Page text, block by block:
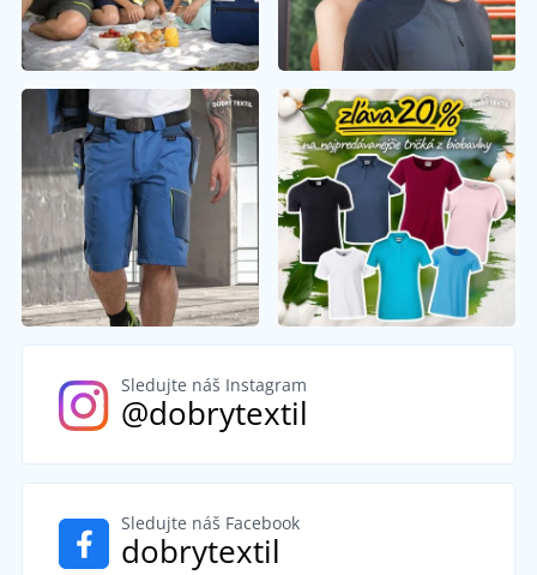
Sledujte náš Instagram
@dobrytextil
Sledujte náš Facebook
dobrytextil